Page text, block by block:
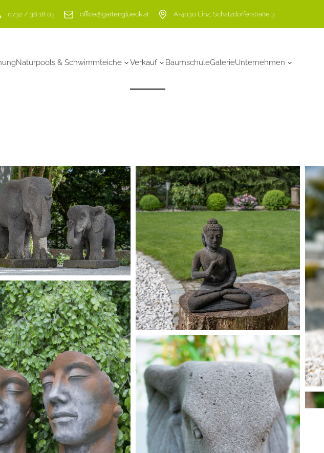
0732 / 38 18 03 office@gartenglueck.at A-4030 Linz, Schatzdorferstraße 3
Naturpools & Schwimmteiche Verkauf BaumschuleGalerieUnternehmen